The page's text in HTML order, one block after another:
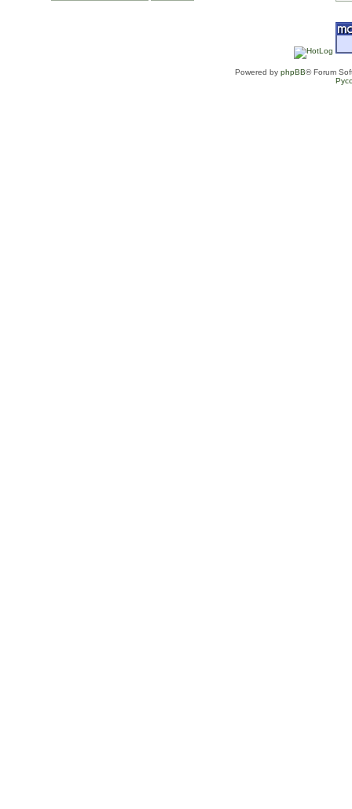
Powered by phpBB® Forum